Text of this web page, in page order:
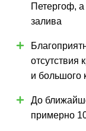
Петергоф,
залива
и большого
До
примерно